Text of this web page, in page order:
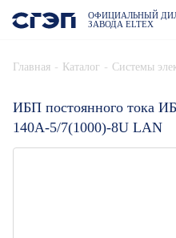
ОФИЦИАЛЬНЫЙ
ЗАВОДА ELTEX
Главная - Каталог - Системы
ИБП постоянного тока
140A-5/7(1000)-8U LAN